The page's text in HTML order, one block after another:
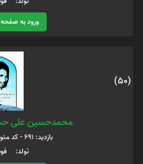
ورود به صفحه
(50)
محمدحسین علی
بازدید: 691 - کد متوفی: 72959
تولد: